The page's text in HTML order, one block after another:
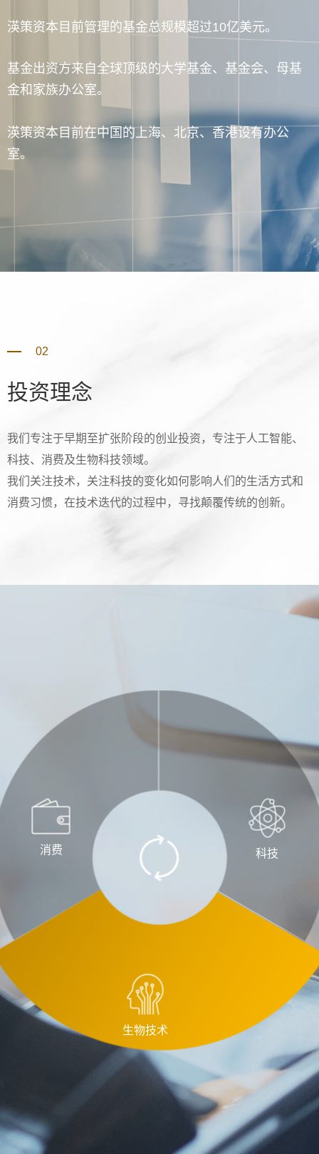
渶策资本目前管理的基金总规模超过10亿美元。
基金出资方来自全球顶级的大学基金、基金会、母基
金和家族办公室。
渶策资本目前在中国的上海、北京、香港设有办公
室。
02
投资理念
我们专注于早期至扩张阶段的创业投资，专注于人工智能、
科技、消费及生物科技领域。
我们关注技术，关注科技的变化如何影响人们的生活方式和
消费习惯，在技术迭代的过程中，寻找颠覆传统的创新。
科技
消费
生物技术